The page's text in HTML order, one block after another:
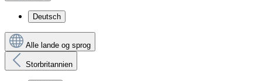
Deutsch
Alle lande og sprog
Storbritannien